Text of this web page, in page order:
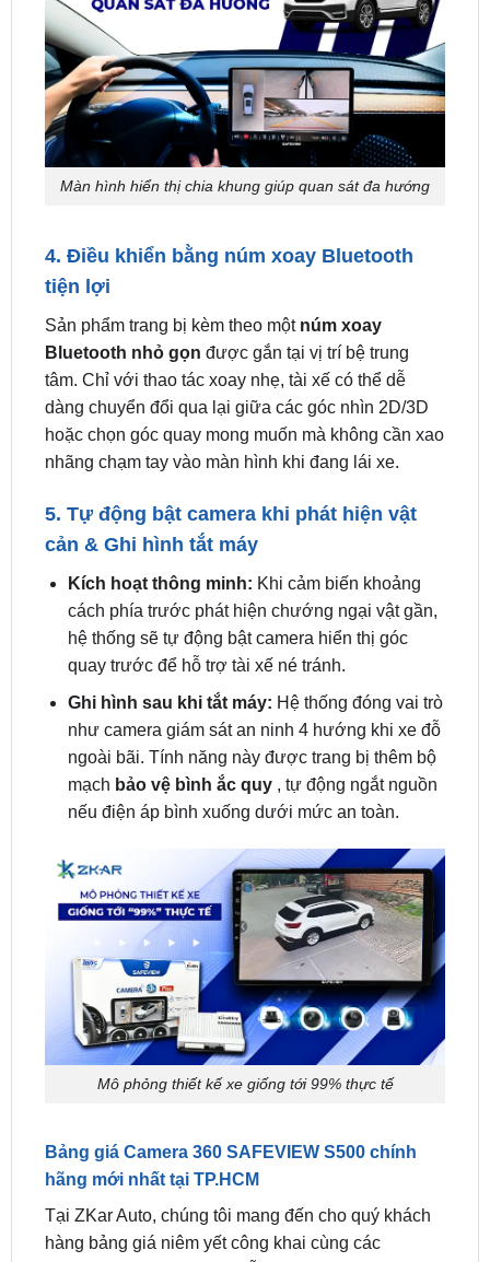
Màn hình hiển thị chia khung giúp quan sát đa hướng
4. Điều khiển bằng núm xoay Bluetooth
Sản phẩm trang bị kèm theo mộtnúm xoay
Bluetooth nhỏ gọn
tâm. Chỉ với thao tác xoay nhẹ, tài xế có thể dễ
dàng chuyển đổi qua lại giữa các góc nhìn 2D/3D
hoặc chọn góc quay mong muốn mà không cần xao
nhãng chạm tay vào màn hình khi đang lái xe.
5. Tự động bật camera khi phát hiện vật
Kích hoạt thông minh: Khi cảm biến khoảng
cách phía trước phát hiện chướng ngại vật gần,
hệ thống sẽ tự động bật camera hiển thị góc
quay trước để hỗ trợ tài xế né tránh.
Ghi hình sau khi tắt máy:Hệ thống đóng vai trò
như camera giám sát an ninh 4 hướng khi xe đỗ
ngoài bãi. Tính năng này được trang bị thêm bộ
mạchbảo vệ bình ắc quy, tự động ngắt nguồn
nếu điện áp bình xuống dưới mức an toàn.
Mô phỏng thiết kế xe giống tới 99% thực tế
Bảng giá Camera 360 SAFEVIEW S500 chính
Tại ZKar Auto, chúng tôi mang đến cho quý khách
hàng bảng giá niêm yết công khai cùng các
chương trình ưu đãi hấp dẫn: